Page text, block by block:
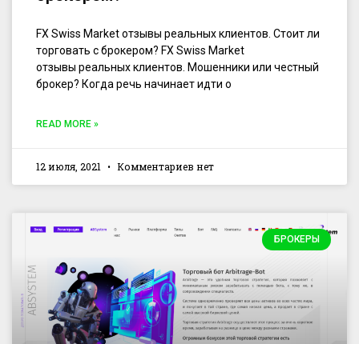
FX Swiss Market отзывы реальных клиентов. Стоит ли
торговать с брокером? FX Swiss Market
отзывы реальных клиентов. Мошенники или честный
брокер? Когда речь начинает идти о
READ MORE »
12 июля, 2021 Комментариев нет
БРОКЕРЫ